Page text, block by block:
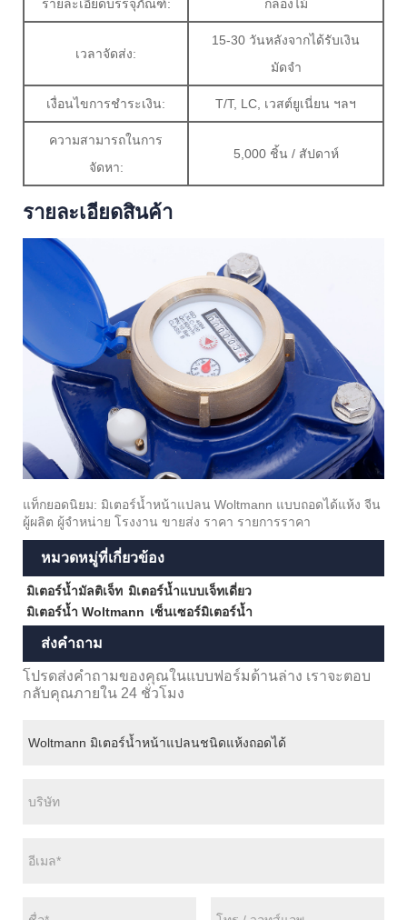
รายละเอียดบรรจุภัณฑ์: กล่องไม้
เวลาจัดส่ง:
15-30 วันหลังจากได้รับเงิน
มัดจำ
เงื่อนไขการชำระเงิน: T/T, LC, เวสต์ยูเนี่ยน ฯลฯ
ความสามารถในการ
จัดหา:
5,000 ชิ้น / สัปดาห์
รายละเอียดสินค้า
แท็กยอดนิยม: มิเตอร์น้ำหน้าแปลน Woltmann แบบถอดได้แห้ง จีน
ผู้ผลิต ผู้จำหน่าย โรงงาน ขายส่ง ราคา รายการราคา
หมวดหมู่ที่เกี่ยวข้อง
มิเตอร์น้ำมัลติเจ็ท มิเตอร์น้ำแบบเจ็ทเดี่ยว
มิเตอร์น้ำ Woltmann เซ็นเซอร์มิเตอร์น้ำ
ส่งคำถาม
โปรดส่งคำถามของคุณในแบบฟอร์มด้านล่าง เราจะตอบ
กลับคุณภายใน 24 ชั่วโมง